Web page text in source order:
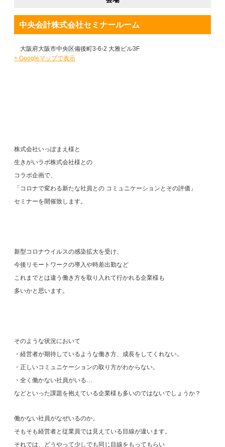
中央会計株式会社セミナールーム
大阪府大阪市中央区備後町3-6-2 大雅ビル3F
+ Googleマップで表示
株式会社いっぽまえ様と
生きがいラボ株式会社様との
コラボ企画で、
「コロナで変わる新たな社員との コミュニケーションとその評価」
セミナーを開催致します。
新型コロナウイルスの感染拡大を受け、
今後リモートワークの導入や時差出勤など
これまでとは違う働き方を取り入れて行かれる企業様も
多いかと思います。
そのような状況において
・経営者が期待しているような働き方、成長をしてくれない。
・正しいコミュニケーションの取り方がわからない。
・全く働かない社員がいる…
などといった課題を抱えている企業様も多いのではないでしょうか？
働かない社員がなぜいるのか。
そもそも経営者と従業員では見えている目線が違います。
それでは、どうやって少しでも同じ目線をもってもらい